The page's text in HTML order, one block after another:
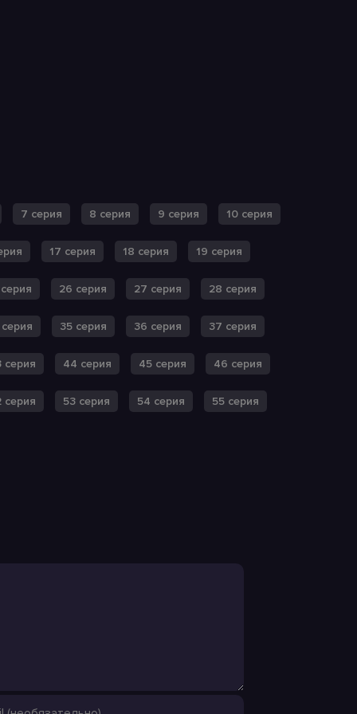
7 серия 8 серия 9 серия 10 серия
17 серия 18 серия 19 серия
26 серия 27 серия 28 серия
35 серия 36 серия 37 серия
серия 44 серия 45 серия 46 серия
серия 53 серия 54 серия 55 серия